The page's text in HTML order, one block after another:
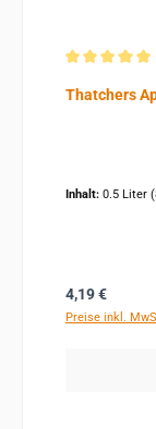
Thatchers
Inhalt: 0.5 Liter
Regulärer
4,19 €
Preise inkl.